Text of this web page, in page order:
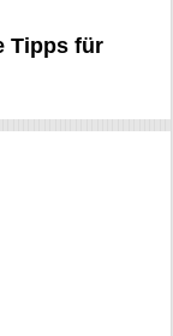
Tipps für